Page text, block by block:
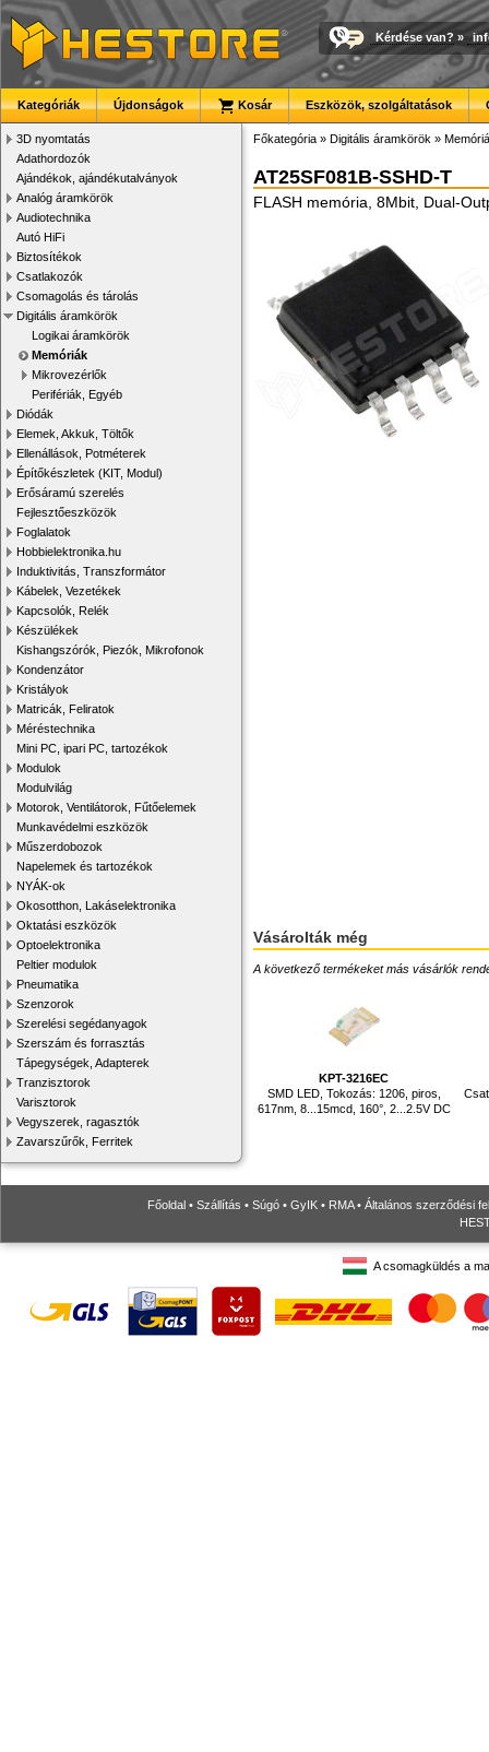
Kérdése van? »
Kategóriák Újdonságok Kosár Eszközök, szolgáltatások
3D nyomtatás
Adathordozók
Ajándékok, ajándékutalványok
Analóg áramkörök
Audiotechnika
Autó HiFi
Biztosítékok
Csatlakozók
Csomagolás és tárolás
Digitális áramkörök
Logikai áramkörök
Memóriák
Mikrovezérlők
Perifériák, Egyéb
Diódák
Elemek, Akkuk, Töltők
Ellenállások, Potméterek
Építőkészletek (KIT, Modul)
Erősáramú szerelés
Fejlesztőeszközök
Foglalatok
Hobbielektronika.hu
Induktivitás, Transzformátor
Kábelek, Vezetékek
Kapcsolók, Relék
Készülékek
Kishangszórók, Piezók, Mikrofonok
Kondenzátor
Kristályok
Matricák, Feliratok
Méréstechnika
Mini PC, ipari PC, tartozékok
Modulok
Modulvilág
Motorok, Ventilátorok, Fűtőelemek
Munkavédelmi eszközök
Műszerdobozok
Napelemek és tartozékok
NYÁK-ok
Okosotthon, Lakáselektronika
Oktatási eszközök
Optoelektronika
Peltier modulok
Pneumatika
Szenzorok
Szerelési segédanyagok
Szerszám és forrasztás
Tápegységek, Adapterek
Tranzisztorok
Varisztorok
Vegyszerek, ragasztók
Zavarszűrők, Ferritek
Főkategória » Digitális áramkörök »
AT25SF081B-SSHD-T
FLASH memória, 8Mbit, Dual-
Vásárolták még
A következő termékeket más vásárlók
KPT-3216EC
SMD LED, Tokozás: 1206, piros,
617nm, 8...15mcd, 160°, 2...2.5V DC
Főoldal • Szállítás • Súgó • GyIK • RMA• Általános szerződési
A csomagküldés a